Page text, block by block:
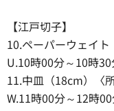
【江戸切子】
10.ペーパーウェイト
U.10時00分～10時
11.中皿（18cm）〈
W.11時00分～12時